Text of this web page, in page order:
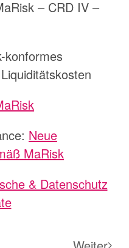
– CRD IV –
konformes
Neue
MaRisk
& Datenschutz